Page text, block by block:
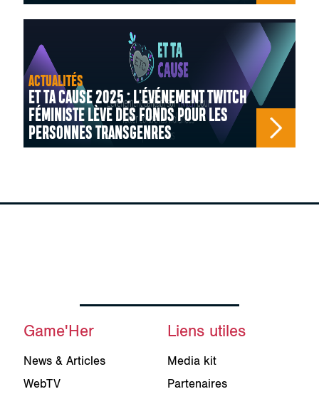
ACTUALITÉS
ET TA CAUSE 2025 : L'ÉVÉNEMENT TWITCH
FÉMINISTE LÈVE DES FONDS POUR LES
PERSONNES TRANSGENRES
Game'Her
News & Articles
WebTV
Liens utiles
Media kit
Partenaires